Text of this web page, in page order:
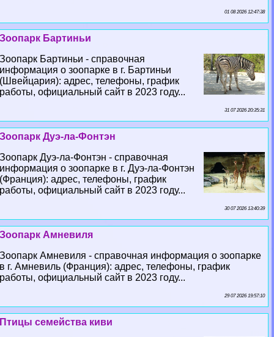
01 08 2026 12:47:38
Зоопарк Бартиньи
Зоопарк Бартиньи - справочная
информация о зоопарке в г. Бартиньи
(Швейцария): адрес, телефоны, график
работы, официальный сайт в 2023 году...
31 07 2026 20:35:31
Зоопарк Дуэ-ла-Фонтэн
Зоопарк Дуэ-ла-Фонтэн - справочная
информация о зоопарке в г. Дуэ-ла-Фонтэн
(Франция): адрес, телефоны, график
работы, официальный сайт в 2023 году...
30 07 2026 13:40:39
Зоопарк Амневиля
Зоопарк Амневиля - справочная информация о зоопарке
в г. Амневиль (Франция): адрес, телефоны, график
работы, официальный сайт в 2023 году...
29 07 2026 19:57:10
Птицы семейства киви